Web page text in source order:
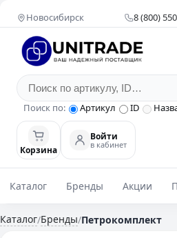
Новосибирск 8 (800)
Поиск по: Артикул ID
Корзина
Войти
в кабинет
Каталог Бренды Акции
Каталог/Бренды/Петрокомплект